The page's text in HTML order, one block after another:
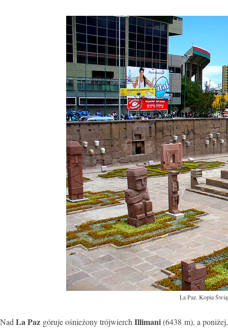
La Paz. Kopia
NadLa Paz góruje ośnieżony trójwierchIllimani(6438 m), a